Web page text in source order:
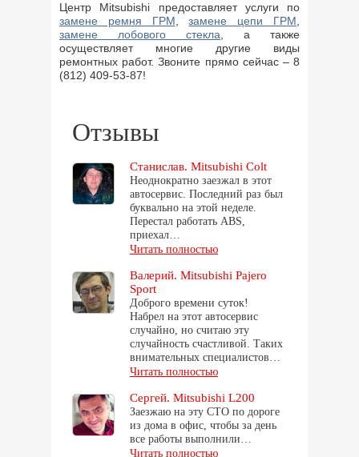
Центр Mitsubishi предоставляет услуги по
замене ремня ГРМ ,замене цепи ГРМ
замене лобового стекла , а также
осуществляет многие другие виды
ремонтных работ. Звоните прямо сейчас – 8
(812) 409-53-87!
Отзывы
Станислав. Mitsubishi Colt
Неоднократно заезжал в этот
автосервис. Последний раз был
буквально на этой неделе.
Перестал работать ABS,
приехал…
Читать полностью
Валерий. Mitsubishi Pajero
Sport
Доброго времени суток!
Набрел на этот автосервис
случайно, но считаю эту
случайность счастливой. Таких
внимательных специалистов…
Читать полностью
Сергей. Mitsubishi L200
Заезжаю на эту СТО по дороге
из дома в офис, чтобы за день
все работы выполнили…
Читать полностью